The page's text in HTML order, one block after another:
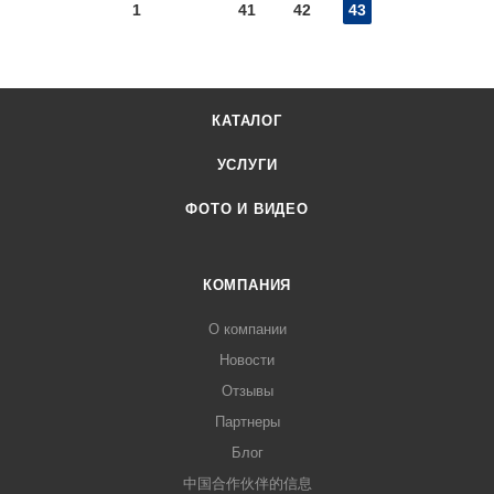
1 41 42 43
КАТАЛОГ
УСЛУГИ
ФОТО И ВИДЕО
КОМПАНИЯ
О компании
Новости
Отзывы
Партнеры
Блог
中国合作伙伴的信息